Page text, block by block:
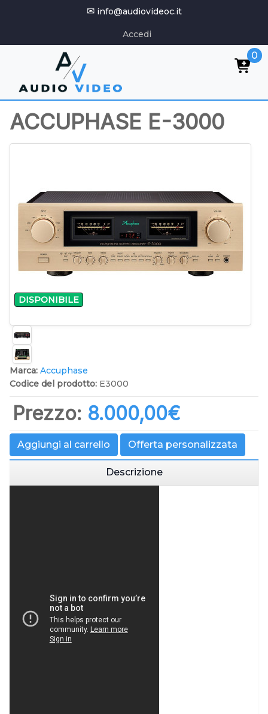
✉ info@audiovideoc.it
Accedi
0
ACCUPHASE E-3000
DISPONIBILE
Marca: Accuphase
Codice del prodotto: E3000
Prezzo: 8.000,00‎€
Aggiungi al carrello Offerta personalizzata
Descrizione